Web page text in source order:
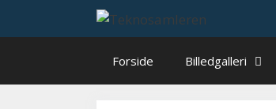
Forside Billedgalleri